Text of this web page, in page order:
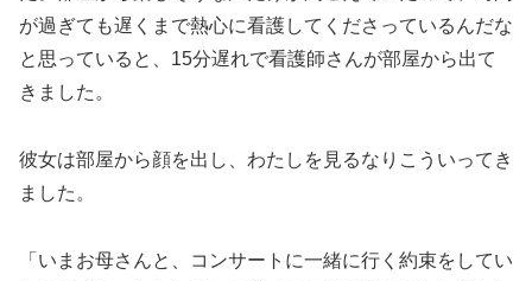
が過ぎても遅くまで熱心に看護してくださっているんだな
と思っていると、15分遅れで看護師さんが部屋から出て
きました。
彼女は部屋から顔を出し、わたしを見るなりこういってき
ました。
「いまお母さんと、コンサートに一緒に行く約束をしてい